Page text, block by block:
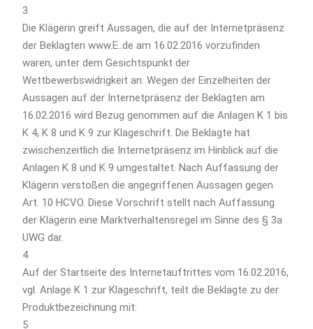
3
Die Klägerin greift Aussagen, die auf der Internetpräsenz
der Beklagten www.E..de am 16.02.2016 vorzufinden
waren, unter dem Gesichtspunkt der
Wettbewerbswidrigkeit an. Wegen der Einzelheiten der
Aussagen auf der Internetpräsenz der Beklagten am
16.02.2016 wird Bezug genommen auf die Anlagen K 1 bis
K 4, K 8 und K 9 zur Klageschrift. Die Beklagte hat
zwischenzeitlich die Internetpräsenz im Hinblick auf die
Anlagen K 8 und K 9 umgestaltet. Nach Auffassung der
Klägerin verstoßen die angegriffenen Aussagen gegen
Art. 10 HCVO. Diese Vorschrift stellt nach Auffassung
der Klägerin eine Marktverhaltensregel im Sinne des § 3a
UWG dar.
4
Auf der Startseite des Internetauftrittes vom 16.02.2016,
vgl. Anlage K 1 zur Klageschrift, teilt die Beklagte zu der
Produktbezeichnung mit:
5